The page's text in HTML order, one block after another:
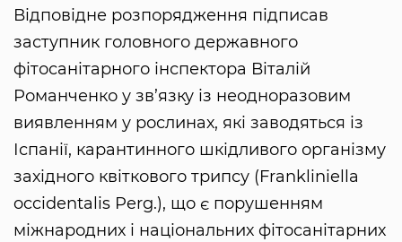
Відповідне розпорядження підписав
заступник головного державного
фітосанітарного інспектора Віталій
Романченко у зв’язку із неодноразовим
виявленням у рослинах, які заводяться із
Іспанії, карантинного шкідливого організму
західного квіткового трипсу (Frankliniella
occidentalis Perg.), що є порушенням
міжнародних і національних фітосанітарних